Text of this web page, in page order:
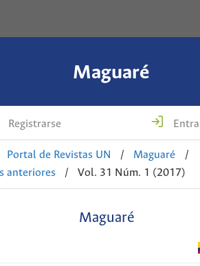
Maguaré
Registrarse
Portal de Revistas UN / Maguaré
/
anteriores
/ Vol. 31 Núm. 1 (2017)
Maguaré